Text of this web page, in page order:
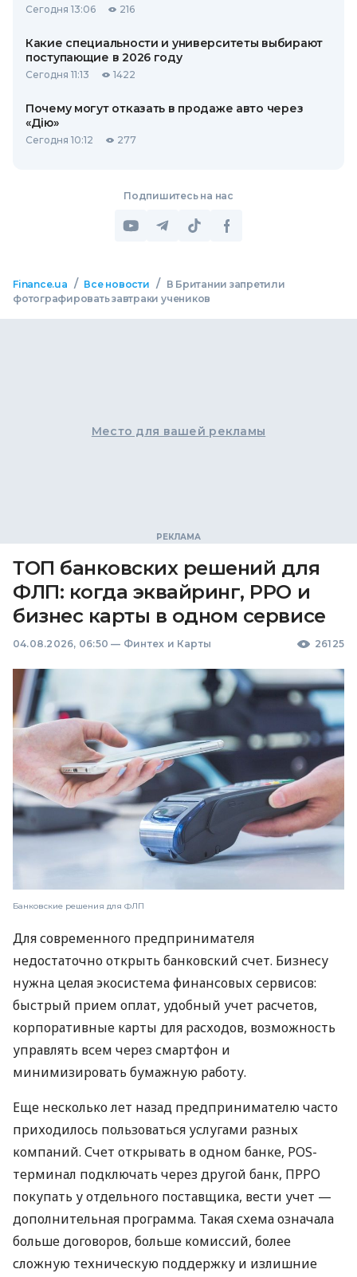
Сегодня 13:06 216
Какие специальности и университеты выбирают
поступающие в 2026 году
Сегодня 11:13 1422
Почему могут отказать в продаже авто через
«Дію»
Сегодня 10:12 277
Подпишитесь на нас
Finance.ua / Все новости /
В Британии запретили
фотографировать завтраки учеников
Место для вашей рекламы
ТОП банковских решений для
ФЛП: когда эквайринг, РРО и
бизнес карты в одном сервисе
04.08.2026, 06:50 — Финтех и Карты 26125
Банковские решения для ФЛП
Для современного предпринимателя
недостаточно открыть банковский счет. Бизнесу
нужна целая экосистема финансовых сервисов:
быстрый прием оплат, удобный учет расчетов,
корпоративные карты для расходов, возможность
управлять всем через смартфон и
минимизировать бумажную работу.
Еще несколько лет назад предпринимателю часто
приходилось пользоваться услугами разных
компаний. Счет открывать в одном банке, POS-
терминал подключать через другой банк, ПРРО
покупать у отдельного поставщика, вести учет —
дополнительная программа. Такая схема означала
больше договоров, больше комиссий, более
сложную техническую поддержку и излишние